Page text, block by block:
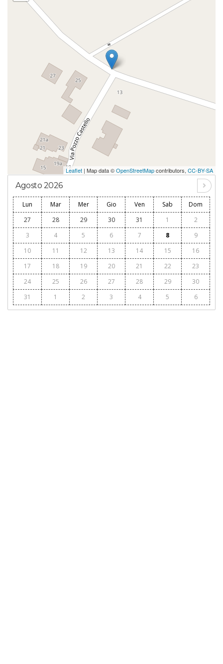
Leaflet | Map data ©OpenStreetMapcontributors, CC-BY-SA
Agosto 2026
Lun Mar Mer Gio Ven Sab
Dom
27
28 29 30 31 1
2
3
4 5 6 7 8
9
10
11 12 13 14 15
16
17
18 19 20 21 22
23
24
25 26 27 28 29
30
31
1 2 3 4 5 6